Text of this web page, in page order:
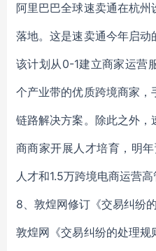
阿里巴巴全球速卖通在杭
落地。这是速卖通今年启动
该计划从0-1建立商家运营
个产业带的优质跨境商家
链路解决方案。除此之外
商商家开展人才培育，明
人才和1.5万跨境电商运营高
8、敦煌网修订《交易纠纷
敦煌网《交易纠纷的处理规